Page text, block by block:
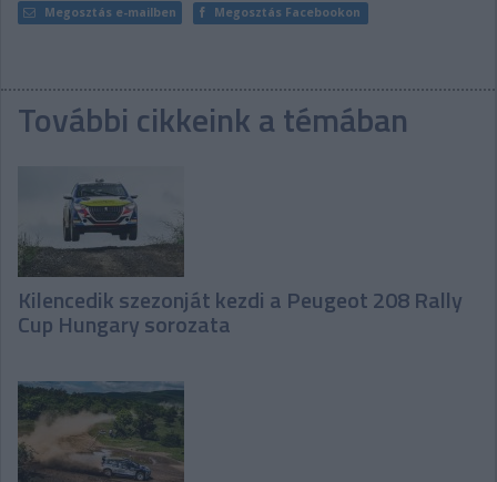
Megosztás e-mailben Megosztás Facebookon
További cikkeink a témában
Kilencedik szezonját kezdi a Peugeot 208 Rally
Cup Hungary sorozata